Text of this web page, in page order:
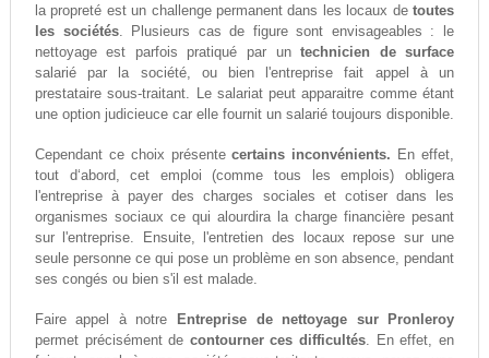
la propreté est un challenge permanent dans les locaux detoutes
les sociétés. Plusieurs cas de figure sont envisageables : le
nettoyage est parfois pratiqué par untechnicien de surface
salarié par la société, ou bien l'entreprise fait appel à un
prestataire sous-traitant. Le salariat peut apparaitre comme étant
une option judicieuce car elle fournit un salarié toujours disponible.
Cependant ce choix présentecertains inconvénients. En effet,
tout d‘abord, cet emploi (comme tous les emplois) obligera
l'entreprise à payer des charges sociales et cotiser dans les
organismes sociaux ce qui alourdira la charge financière pesant
sur l'entreprise. Ensuite, l'entretien des locaux repose sur une
seule personne ce qui pose un problème en son absence, pendant
ses congés ou bien s'il est malade.
Faire appel à notre
Entreprise de nettoyage sur Pronleroy
permet précisément de contourner ces difficultés. En effet, en